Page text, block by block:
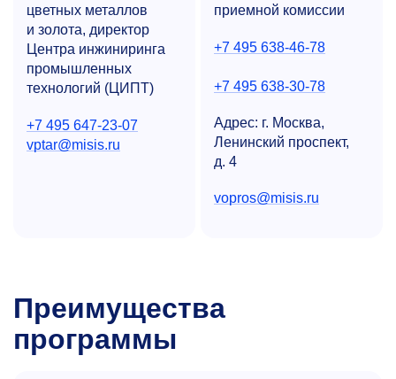
цветных металлов
и золота, директор
Центра инжиниринга
промышленных
технологий (ЦИПТ)
+7 495 647-23-07
vptar@misis.ru
приемной комиссии
+7 495 638-46-78
+7 495 638-30-78
Адрес: г. Москва,
Ленинский проспект,
д. 4
vopros@misis.ru
Преимущества
программы